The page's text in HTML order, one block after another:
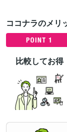
ココナラのメリ
比較してお得